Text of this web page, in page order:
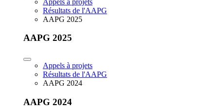
Résultats de l'AAPG
AAPG 2025
AAPG 2025
Appels à projets
Résultats de l'AAPG
AAPG 2024
AAPG 2024